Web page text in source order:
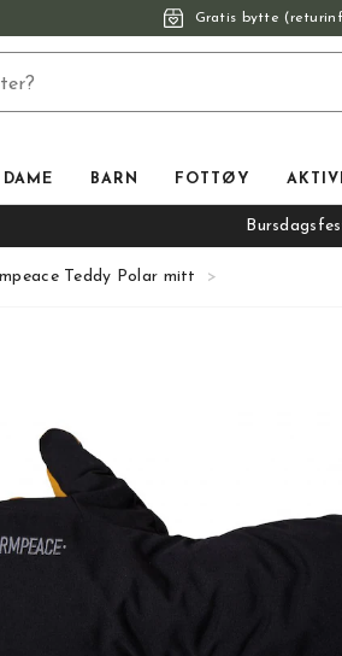
Gratis bytte
DAME BARN FOTTØY
Teddy Polar mitt